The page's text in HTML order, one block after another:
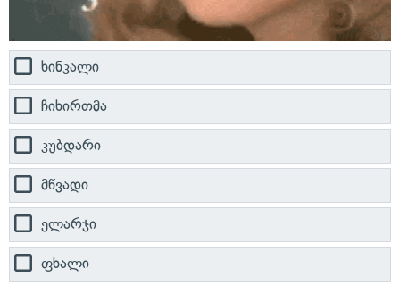
ხინკალი
ჩიხირთმა
კუბდარი
მწვადი
ელარჯი
ფხალი